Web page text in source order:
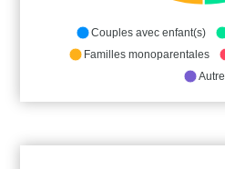
Couples avec enfant(s)
Familles monoparentales
Autre